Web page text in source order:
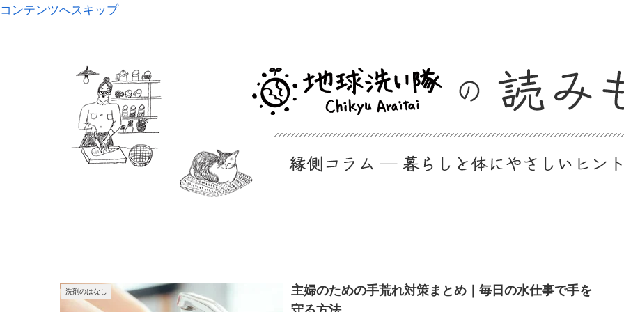
コンテンツへスキップ
洗剤のはなし
主婦のための手荒れ対策まとめ｜毎日の水仕事で手を